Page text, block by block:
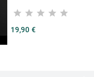
19,90 €